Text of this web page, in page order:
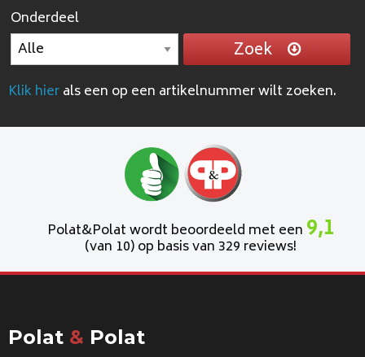
Onderdeel
Zoek
Klik hierals een op een artikelnummer wilt zoeken.
Polat&Polat wordt beoordeeld met een 9,1
(van 10) op basis van 329 reviews!
Polat & Polat